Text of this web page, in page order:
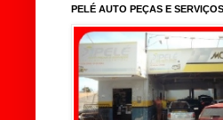
PELÉ AUTO PEÇAS E SERVIÇOS